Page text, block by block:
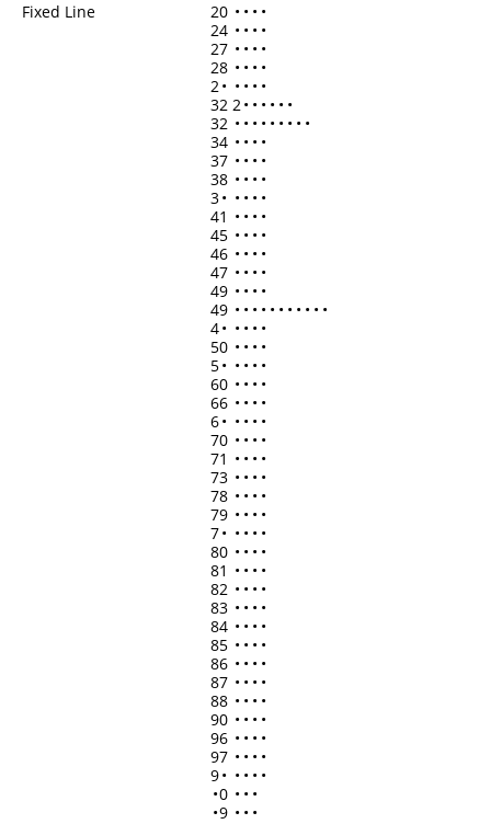
Fixed Line
20 • • • •
24 • • • •
27 • • • •
28 • • • •
2• • • • •
32 2• • • • • •
32 • • • • • • • • •
34 • • • •
37 • • • •
38 • • • •
3• • • • •
41 • • • •
45 • • • •
46 • • • •
47 • • • •
49 • • • •
49 • • • • • • • • • • •
4• • • • •
50 • • • •
5• • • • •
60 • • • •
66 • • • •
6• • • • •
70 • • • •
71 • • • •
73 • • • •
78 • • • •
79 • • • •
7• • • • •
80 • • • •
81 • • • •
82 • • • •
83 • • • •
84 • • • •
85 • • • •
86 • • • •
87 • • • •
88 • • • •
90 • • • •
96 • • • •
97 • • • •
9• • • • •
•0 • • •
•9 • • •